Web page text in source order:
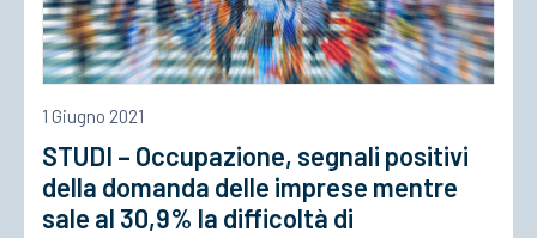
1 Giugno 2021
STUDI – Occupazione, segnali positivi
della domanda delle imprese mentre
sale al 30,9% la difficoltà di